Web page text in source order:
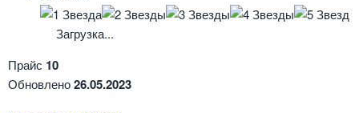
Загрузка...
Прайс 10
Обновлено26.05.2023